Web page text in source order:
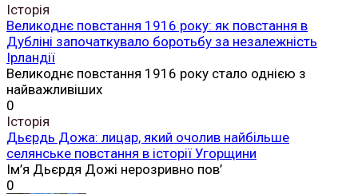
Історія
Великоднє повстання 1916 року: як повстання в
Дубліні започаткувало боротьбу за незалежність
Ірландії
Великоднє повстання 1916 року стало однією з
найважливіших
0
Історія
Дьєрдь Дожа: лицар, який очолив найбільше
селянське повстання в історії Угорщини
Ім’я Дьєрдя Дожі нерозривно пов’
0